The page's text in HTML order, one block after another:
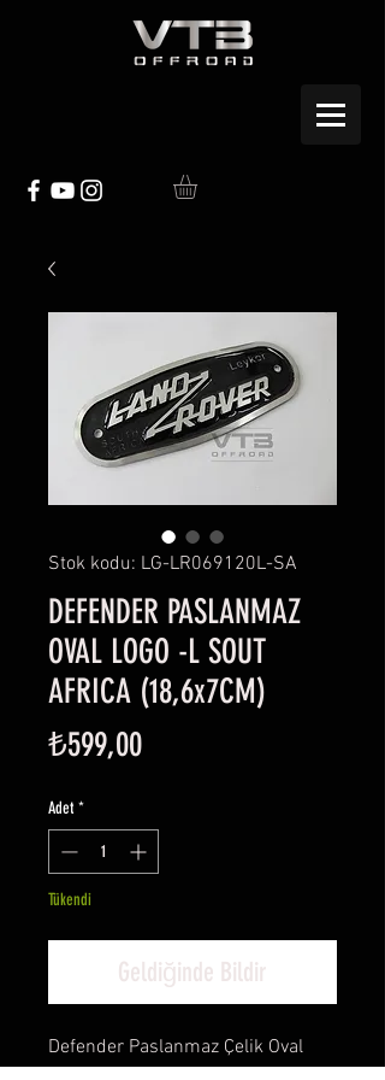
Stok kodu: LG-LR069120L-SA
DEFENDER PASLANMAZ
OVAL LOGO -L SOUT
AFRICA (18,6x7CM)
₺599,00Fiyat
Adet *
Tükendi
Geldiğinde Bildir
Defender Paslanmaz Çelik Oval